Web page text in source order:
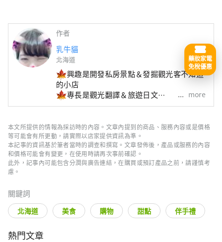
作者
乳牛貓
北海道
興趣是開發私房景點＆發掘觀光客不知道
的小店
專長是觀光翻譯＆旅遊日文
想來北海道找我玩＆任何問題請聯絡
more
本文所提供的情報為採訪時的內容。文章內提到的商品、服務內容或是價格
等可能會有所更動，請實際以店家提供資訊為準。
本記事的資訊基於筆者當時的調查和撰寫。文章發佈後，產品或服務的內容
和價格可能會有變更，在使用時請再次事前確認。
此外，記事內可能包含分潤與廣告連結，在購買或預訂產品之前，請謹慎考
慮。
關鍵詞
北海道 美食 購物 甜點 伴手禮
熱門文章
藥妝家電
免稅優惠